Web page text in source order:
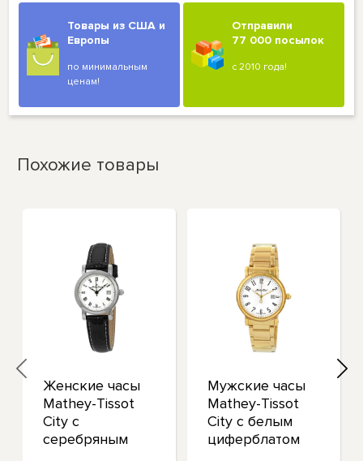
Товары из США и
Европы
по минимальным
ценам!
Отправили
77 000 посылок
с 2010 года!
Похожие товары
Женские часы
Mathey-Tissot
City с
серебряным
Мужские часы
Mathey-Tissot
City с белым
циферблатом